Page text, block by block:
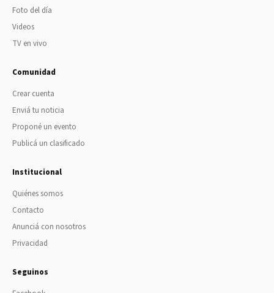
Foto del día
Videos
TV en vivo
Comunidad
Crear cuenta
Enviá tu noticia
Proponé un evento
Publicá un clasificado
Institucional
Quiénes somos
Contacto
Anunciá con nosotros
Privacidad
Seguinos